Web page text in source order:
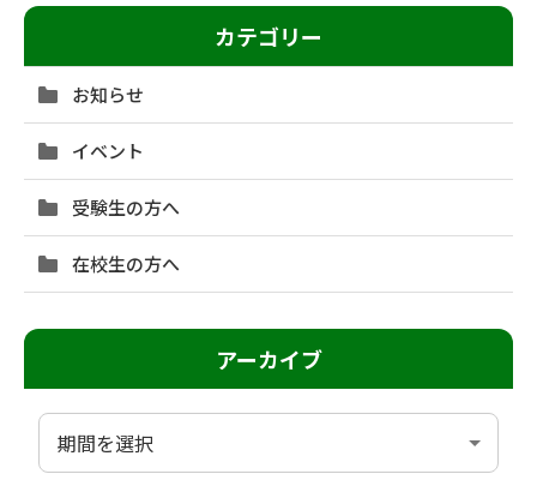
カテゴリー
お知らせ
イベント
受験生の方へ
在校生の方へ
アーカイブ